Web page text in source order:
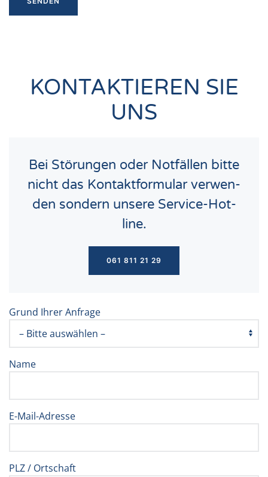
KONTAKTIEREN SIE
UNS
Bei Stö­run­gen oder Not­fäl­len bit­te
nicht das Kon­takt­for­mu­lar ver­wen­
den son­dern unse­re Ser­vice-Hot­
line.
061 811 21 29
Grund Ihrer Anfrage
Name
E-Mail-Adresse
PLZ / Ortschaft